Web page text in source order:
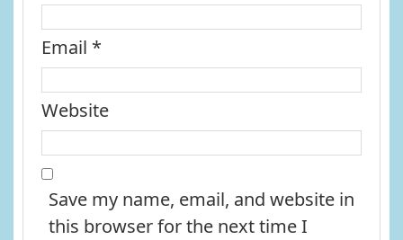
Email *
Website
Save my name, email, and website in
this browser for the next time I